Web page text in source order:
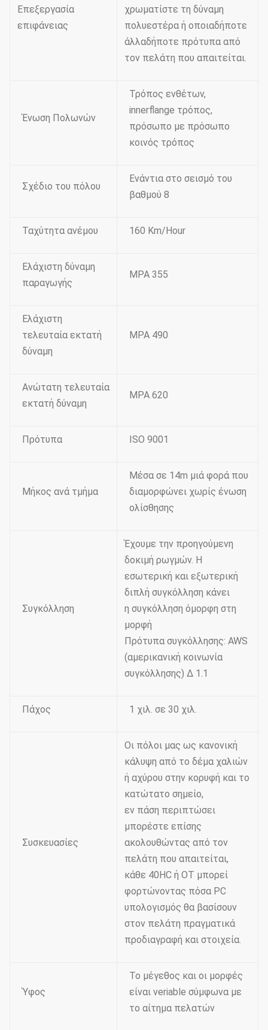
Επεξεργασία
επιφάνειας
χρωματίστε τη δύναμη
πολυεστέρα ή οποιαδήποτε
άλλαδήποτε πρότυπα από
τον πελάτη που απαιτείται.
Ένωση Πολωνών
Τρόπος ενθέτων,
innerflange τρόπος,
πρόσωπο με πρόσωπο
κοινός τρόπος
Σχέδιο του πόλου
Ενάντια στο σεισμό του
βαθμού 8
Ταχύτητα ανέμου 160 Km/Hour
Ελάχιστη δύναμη
παραγωγής
MPA 355
Ελάχιστη
τελευταία εκτατή
δύναμη
MPA 490
Ανώτατη τελευταία
εκτατή δύναμη
MPA 620
Πρότυπα ISO 9001
Μήκος ανά τμήμα
Μέσα σε 14m μιά φορά που
διαμορφώνει χωρίς ένωση
ολίσθησης
Συγκόλληση
Έχουμε την προηγούμενη
δοκιμή ρωγμών. Η
εσωτερική και εξωτερική
διπλή συγκόλληση κάνει
η συγκόλληση όμορφη στη
μορφή
Πρότυπα συγκόλλησης: AWS
(αμερικανική κοινωνία
συγκόλλησης) Δ 1.1
Πάχος 1 χιλ. σε 30 χιλ.
Συσκευασίες
Οι πόλοι μας ως κανονική
κάλυψη από το δέμα χαλιών
ή αχύρου στην κορυφή και το
κατώτατο σημείο,
εν πάση περιπτώσει
μπορέστε επίσης
ακολουθώντας από τον
πελάτη που απαιτείται,
κάθε 40HC ή OT μπορεί
φορτώνοντας πόσα PC
υπολογισμός θα βασίσουν
στον πελάτη πραγματικά
προδιαγραφή και στοιχεία.
Ύφος
Το μέγεθος και οι μορφές
είναι veriable σύμφωνα με
το αίτημα πελατών